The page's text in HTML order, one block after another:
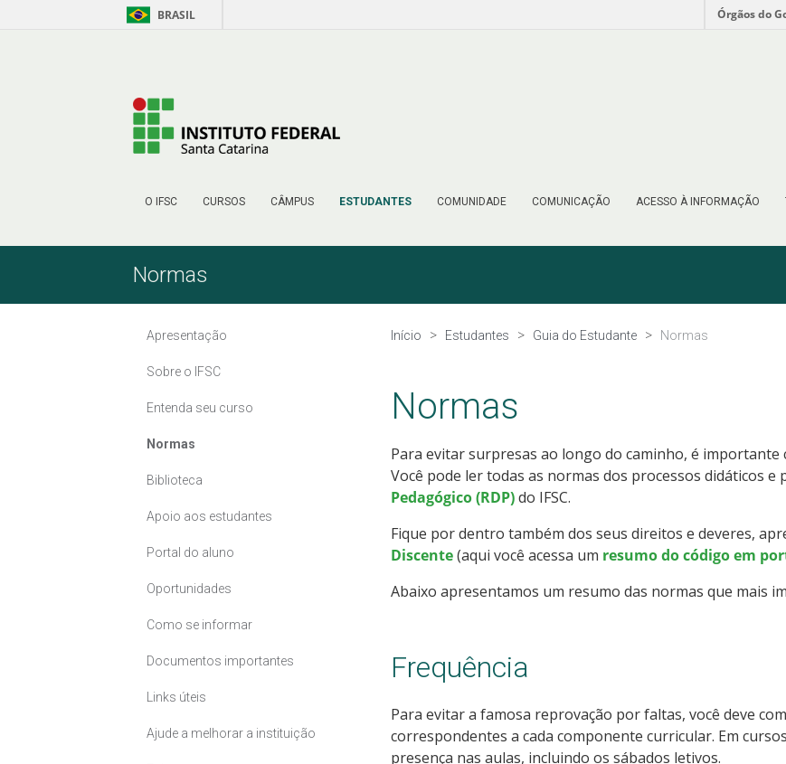
Pular para o Conteúdo BRASIL Órgãos do
O IFSC CURSOS CÂMPUS ESTUDANTES COMUNIDADE COMUNICAÇÃO ACESSO À INFORMAÇÃO
Normas
Apresentação
Sobre o IFSC
Entenda seu curso
Normas
Biblioteca
Apoio aos estudantes
Portal do aluno
Oportunidades
Como se informar
Documentos importantes
Links úteis
Ajude a melhorar a instituição
Início Estudantes Guia do Estudante Normas
Normas
Para evitar surpresas ao longo do caminho, é importante
Você pode ler todas as normas dos processos didáticos e
Pedagógico (RDP)do IFSC.
Fique por dentro também dos seus direitos e deveres,
Discente(aqui você acessa um resumo do código em
Abaixo apresentamos um resumo das normas que mais
Frequência
Para evitar a famosa reprovação por faltas, você deve
correspondentes a cada componente curricular. Em
presença nas aulas, incluindo os sábados letivos.